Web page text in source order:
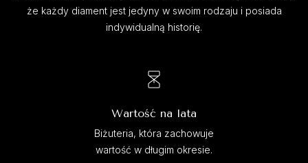
że każdy diament jest jedyny w swoim rodzaju i posiada
indywidualną historię.
Wartość na lata
Biżuteria, która zachowuje
wartość w długim okresie.